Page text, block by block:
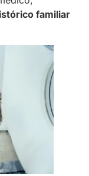
familiar